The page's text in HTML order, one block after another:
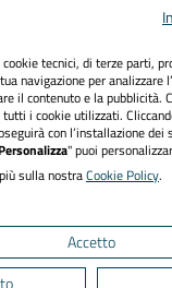
tecnici, di terze parti,
navigazione per analizzare
il contenuto e la pubblicità.
i cookie utilizzati.
con l’installazione
" puoi
sulla nostraCookie Policy.
Accetto